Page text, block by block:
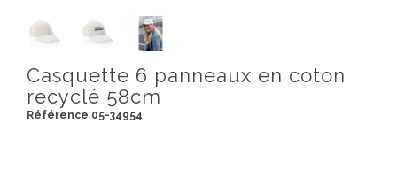
Casquette 6 panneaux en coton
recyclé 58cm
Référence 05-34954